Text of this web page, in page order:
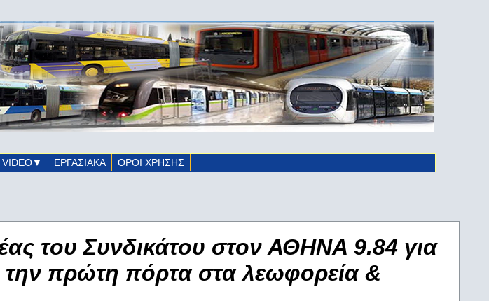
ΕΡΓΑΣΙΑΚΑ ΟΡΟΙ ΧΡΗΣΗΣ
του Συνδικάτου στον ΑΘΗΝΑ 9.84 για
πρώτη πόρτα στα λεωφορεία &